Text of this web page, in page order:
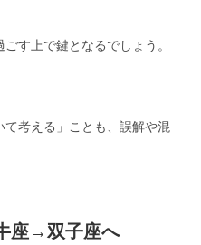
す上で鍵となるでしょう。
て考える」ことも、誤解や混
座→双子座へ